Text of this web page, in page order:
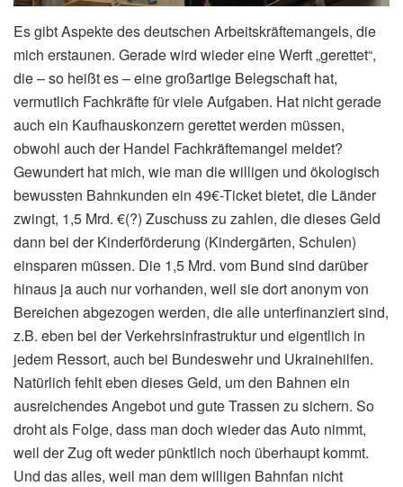
Es gibt Aspekte des deutschen Arbeitskräftemangels, die
mich erstaunen. Gerade wird wieder eine Werft „gerettet“,
die – so heißt es – eine großartige Belegschaft hat,
vermutlich Fachkräfte für viele Aufgaben. Hat nicht gerade
auch ein Kaufhauskonzern gerettet werden müssen,
obwohl auch der Handel Fachkräftemangel meldet?
Gewundert hat mich, wie man die willigen und ökologisch
bewussten Bahnkunden ein 49€-Ticket bietet, die Länder
zwingt, 1,5 Mrd. €(?) Zuschuss zu zahlen, die dieses Geld
dann bei der Kinderförderung (Kindergärten, Schulen)
einsparen müssen. Die 1,5 Mrd. vom Bund sind darüber
hinaus ja auch nur vorhanden, weil sie dort anonym von
Bereichen abgezogen werden, die alle unterfinanziert sind,
z.B. eben bei der Verkehrsinfrastruktur und eigentlich in
jedem Ressort, auch bei Bundeswehr und Ukrainehilfen.
Natürlich fehlt eben dieses Geld, um den Bahnen ein
ausreichendes Angebot und gute Trassen zu sichern. So
droht als Folge, dass man doch wieder das Auto nimmt,
weil der Zug oft weder pünktlich noch überhaupt kommt.
Und das alles, weil man dem willigen Bahnfan nicht